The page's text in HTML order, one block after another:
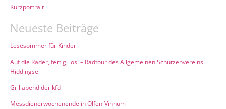
Kurzportrait
Neueste Beiträge
Lesesommer für Kinder
Auf die Räder, fertig, los! – Radtour des Allgemeinen Schützenvereins
Hiddingsel
Grillabend der kfd
Messdienerwochenende in Olfen-Vinnum